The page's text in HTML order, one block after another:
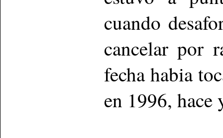
cuando
cancelar por
fecha habia
en 1996, hace